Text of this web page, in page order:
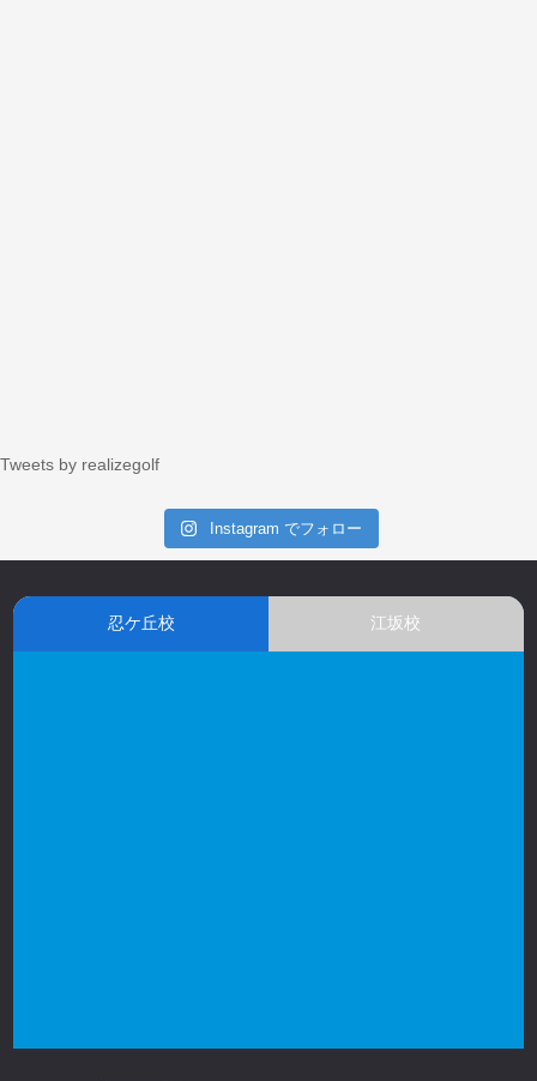
Tweets by realizegolf
Instagram でフォロー
忍ケ丘校 江坂校